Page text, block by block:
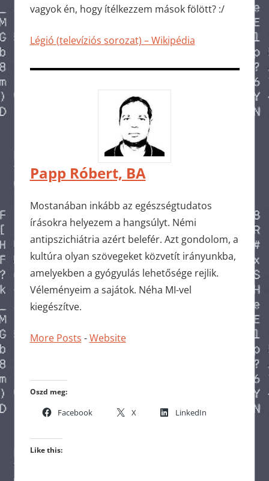
vagyok én, hogy ítélkezzem mások fölött? :/
Légió (televíziós sorozat) – Wikipédia
Papp Róbert, BA
Mostanában inkább az egészségtudatos
írásokra helyezem a hangsúlyt. Némi
antipszichiátria azért belefér. Azt gondolom, a
kultúra olyan szövegeket közvetít irányunkba,
amelyekben a gyógyulás lehetősége rejlik.
Véleményeim a sajátok. Néha MI-vel
kiegészítve.
More Posts -Website
Oszd meg:
Facebook X LinkedIn
Like this: